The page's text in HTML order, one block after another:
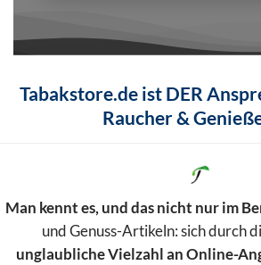
Tabakstore.de ist DER
Raucher &
Man kennt es, und das nicht nur im
und Genuss-Artikeln: sich durch
unglaubliche Vielzahl an Online-